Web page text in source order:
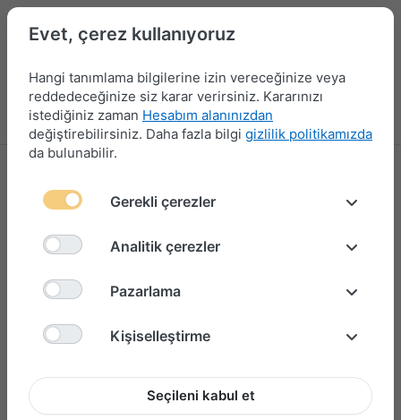
Menü Giriş yap Karşılaştırma Favori Listesi
Evet, çerez kullanıyoruz
Hangi tanımlama bilgilerine izin vereceğinize veya
reddedeceğinize siz karar verirsiniz. Kararınızı
istediğiniz zaman Hesabım alanınızdan
değiştirebilirsiniz. Daha fazla bilgi gizlilik politikamızda
da bulunabilir.
Gerekli çerezler
Analitik çerezler
Pazarlama
Kişiselleştirme
Seçileni kabul et